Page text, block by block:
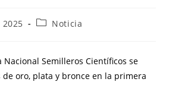
Noticia
Nacional Semilleros Científicos se
oro, plata y bronce en la primera